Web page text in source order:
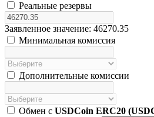
Реальные резервы
Заявленное значение: 46270.35
Минимальная комиссия
Дополнительные комиссии
Обмен с USDCoin ERC20